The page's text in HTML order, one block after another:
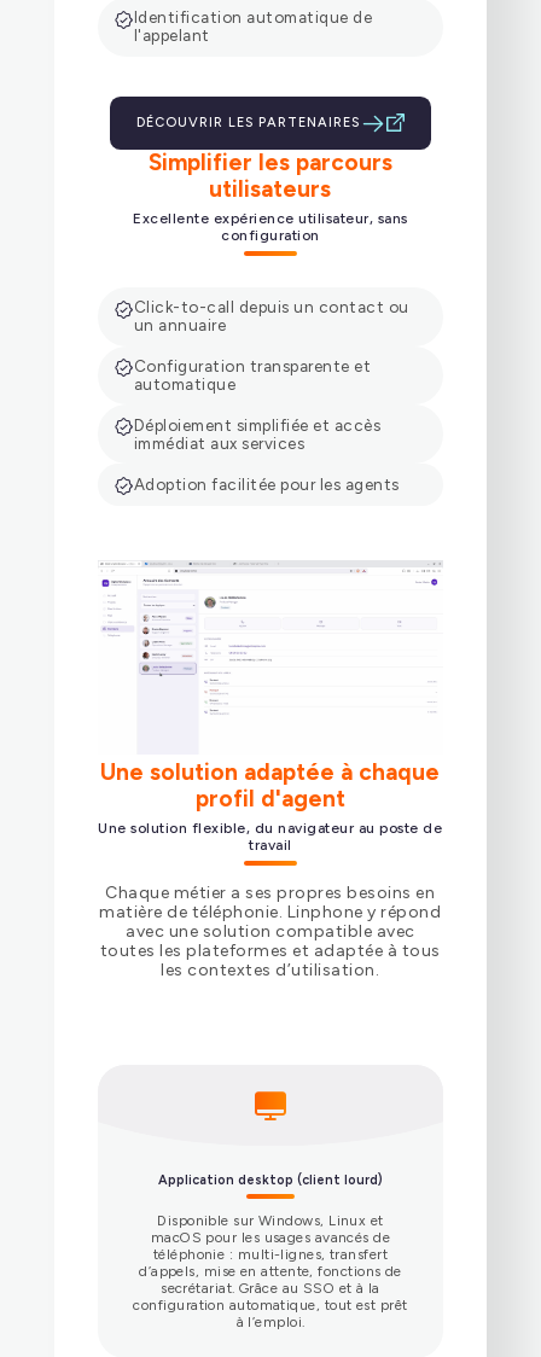
Identification automatique de
l'appelant
DÉCOUVRIR LES PARTENAIRES
Simplifier les parcours
utilisateurs
Excellente expérience utilisateur, sans
configuration
Click-to-call depuis un contact ou
un annuaire
Configuration transparente et
automatique
Déploiement simplifiée et accès
immédiat aux services
Adoption facilitée pour les agents
Une solution adaptée à chaque
profil d'agent
Une solution flexible, du navigateur au poste de
travail
Chaque métier a ses propres besoins en
matière de téléphonie. Linphone y répond
avec une solution compatible avec
toutes les plateformes et adaptée à tous
les contextes d’utilisation.